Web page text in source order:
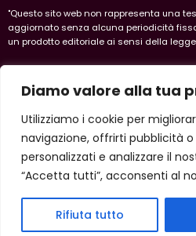
Diamo valore alla tua
Utilizziamo i cookie per
navigazione, offrirti pubblicità
personalizzati e analizzare il
“Accetta tutti”, acconsenti al
Rifiuta tutto
"Questo sito web non rappresenta una
aggiornato senza alcuna periodicità
un prodotto editoriale ai sensi della
Vercelli
Copyright 2026 IlVercellese |